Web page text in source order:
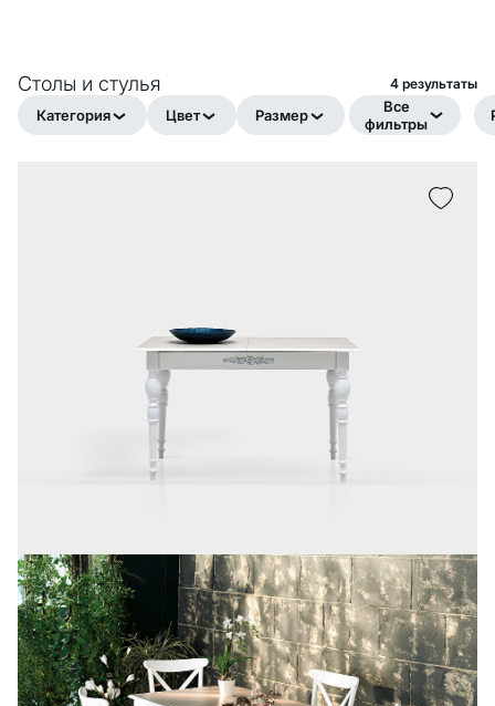
Столы и стулья 4 pезультаты
Категория Цвет Размер
Все
фильтры